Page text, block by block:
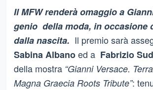
Il MFW renderà omaggio a
genio della moda, in occasione
dalla nascita. Il premio sarà
Sabina Albanoed a Fabrizio
della mostra “Gianni Versace.
Magna Graecia Roots Tribute”: